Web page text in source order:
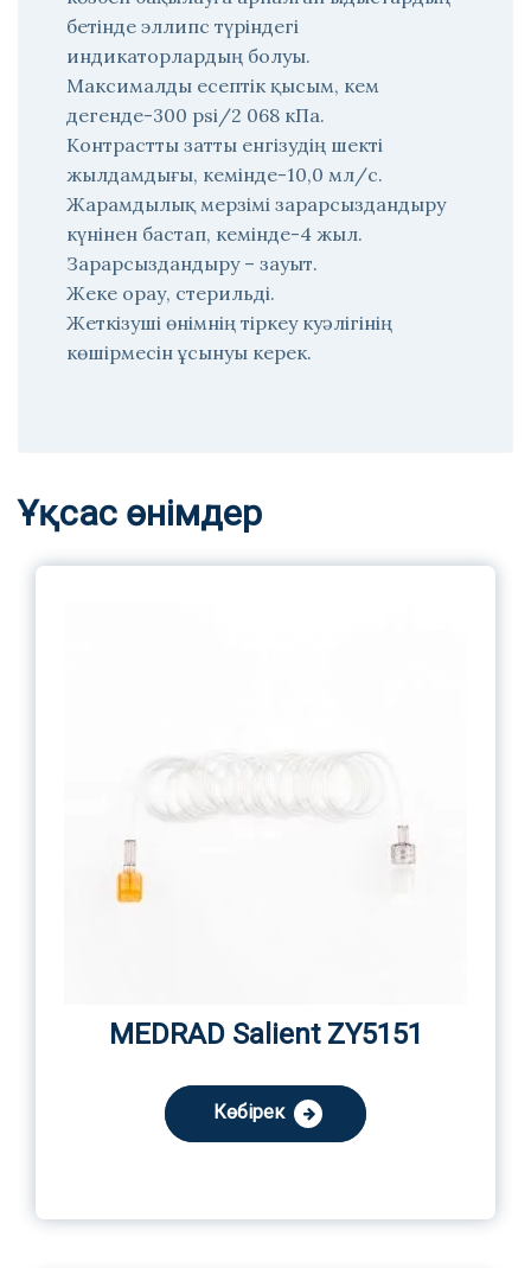
бетінде эллипс түріндегі
индикаторлардың болуы.
Максималды есептік қысым, кем
дегенде-300 psi/2 068 кПа.
Контрастты затты енгізудің шекті
жылдамдығы, кемінде-10,0 мл/с.
Жарамдылық мерзімі зарарсыздандыру
күнінен бастап, кемінде-4 жыл.
Зарарсыздандыру – зауыт.
Жеке орау, стерильді.
Жеткізуші өнімнің тіркеу куәлігінің
көшірмесін ұсынуы керек.
Ұқсас өнімдер
MEDRAD Salient ZY5151
Көбірек